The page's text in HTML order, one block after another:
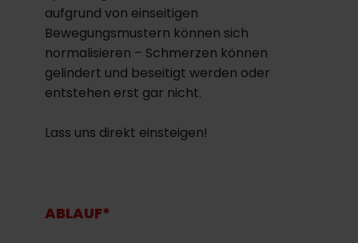
aufgrund von einseitigen
Bewegungsmustern können sich
normalisieren – Schmerzen können
gelindert und beseitigt werden oder
entstehen erst gar nicht.
Lass uns direkt einsteigen!
ABLAUF*